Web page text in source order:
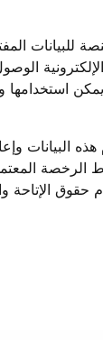
للبيانات
الإلكترونية
استخدامها
البيانات
الرخصة
حقوق الإتاحة